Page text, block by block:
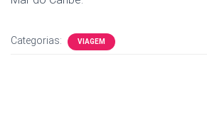
Categorias: VIAGEM